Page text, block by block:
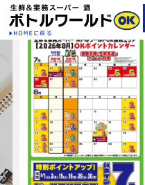
ポイントカレンダー